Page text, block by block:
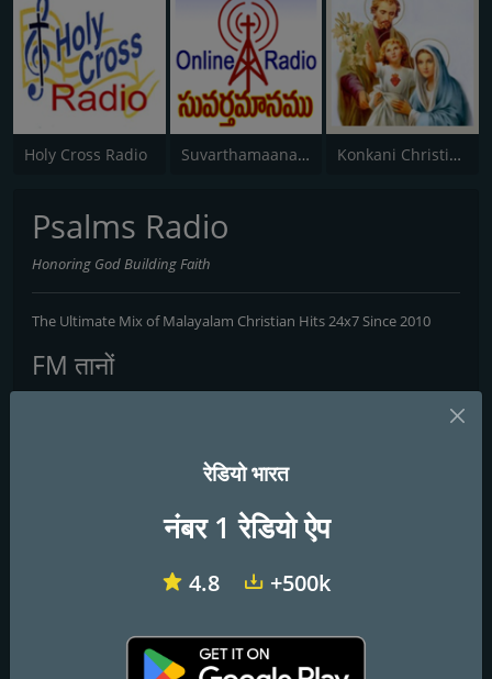
Holy Cross Radio Suvarthamaanam Online Radio Konkani Christian Radio - Mangalore
Psalms Radio
Honoring God Building Faith
The Ultimate Mix of Malayalam Christian Hits 24x7 Since 2010
FM तानों
शैली द्वारा खोजें
रेडियो भारत
नंबर 1 रेडियो ऐप
4.8 +500k